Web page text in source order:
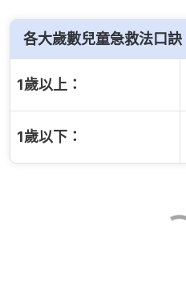
各大歲數兒童急救法口訣
1歲以上：
1歲以下：